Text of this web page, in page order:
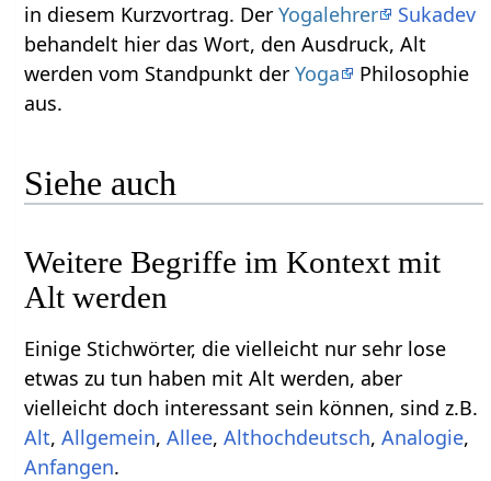
in diesem Kurzvortrag. DerYogalehrer
Sukadev
behandelt hier das Wort, den Ausdruck, Alt
werden‏‎ vom Standpunkt derYoga
Philosophie
aus.
Siehe auch
Weitere Begriffe im Kontext mit
Einige Stichwörter, die vielleicht nur sehr lose
etwas zu tun haben mit Alt werden‏‎, aber
vielleicht doch interessant sein können, sind z.B.
, , , ,
,
.